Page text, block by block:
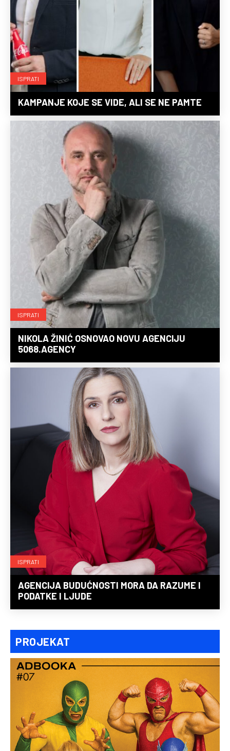
ISPRATI
KAMPANJE KOJE SE VIDE, ALI SE NE PAMTE
ISPRATI
NIKOLA ŽINIĆ OSNOVAO NOVU AGENCIJU
5068.AGENCY
ISPRATI
AGENCIJA BUDUĆNOSTI MORA DA RAZUME I
PODATKE I LJUDE
PROJEKAT